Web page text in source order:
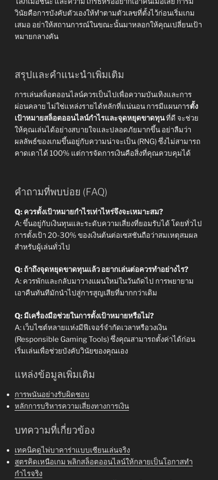
วินัยคือการบังคับตัวเองให้ทำตามตัวเลขที่ตั้งไว้ก่อนเริ่มเกม
เสมอ อย่าให้สถานการณ์ในขณะนั้นมาหลอกให้คุณเปลี่ยนเป้า
หมายกลางคัน
สรุปและคำแนะนำเพิ่มเติม
การเล่นสล็อตออนไลน์ควรเป็นไปเพื่อความบันเทิงและการ
ผ่อนคลาย ไม่ใช่แหล่งรายได้หลักที่แน่นอน การมีแผนการตั้ง
เป้าหมายสล็อตออนไลน์กำไรและจุดหยุดขาดทุนที่ดี จะช่วย
ให้คุณเล่นได้อย่างสบายใจและปลอดภัยมากขึ้น อย่าลืมว่า
ผลลัพธ์ของเกมขึ้นอยู่กับความน่าจะเป็น (RNG) ซึ่งไม่สามารถ
คาดเดาได้ 100% แต่การจัดการเงินคือสิ่งที่คุณควบคุมได้
คำถามที่พบบ่อย (FAQ)
Q: ควรตั้งเป้าหมายกำไรเท่าไหร่จึงจะเหมาะสม?
A: ขึ้นอยู่กับเงินทุนและระดับความเสี่ยงที่ยอมรับได้ โดยทั่วไป
การตั้งเป้า 20-30% ของเงินต้นต่อเซสชันถือว่าสมเหตุสมผล
สำหรับผู้เล่นทั่วไป
Q: ถ้าถึงจุดหยุดขาดทุนแล้ว อยากเล่นต่อควรทำอย่างไร?
A: ควรพักและกลับมาวางแผนใหม่ในวันถัดไป การพยายาม
เอาคืนทันทีมักนำไปสู่การสูญเสียที่มากกว่าเดิม
Q: มีเครื่องมือช่วยในการตั้งเป้าหมายหรือไม่?
A: เว็บไซต์หลายแห่งมีฟีเจอร์จำกัดเวลาหรือวงเงิน
(Responsible Gaming Tools) ซึ่งคุณสามารถตั้งค่าได้ก่อน
เริ่มเล่นเพื่อช่วยบังคับวินัยของคุณเอง
แหล่งข้อมูลเพิ่มเติม
การพนันอย่างรับผิดชอบ
หลักการบริหารความเสี่ยงทางการเงิน
บทความที่เกี่ยวข้อง
เทคนิคดูไพ่บาคาร่าแบบเซียนเล่นจริง
สูตรคิดเหนือเกม พลิกสล็อตออนไลน์ให้กลายเป็นโอกาสทำ
กำไรจริง